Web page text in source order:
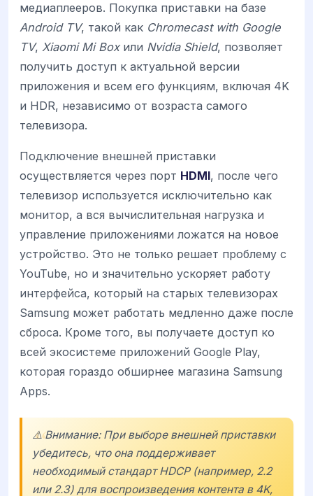
медиаплееров. Покупка приставки на базе
Android TV, такой как Chromecast with Google
TV, Xiaomi Mi Boxили Nvidia Shield, позволяет
получить доступ к актуальной версии
приложения и всем его функциям, включая 4K
и HDR, независимо от возраста самого
телевизора.
Подключение внешней приставки
осуществляется через порт HDMI, после чего
телевизор используется исключительно как
монитор, а вся вычислительная нагрузка и
управление приложениями ложатся на новое
устройство. Это не только решает проблему с
YouTube, но и значительно ускоряет работу
интерфейса, который на старых телевизорах
Samsung может работать медленно даже после
сброса. Кроме того, вы получаете доступ ко
всей экосистеме приложений Google Play,
которая гораздо обширнее магазина Samsung
Apps.
⚠️ Внимание: При выборе внешней приставки
убедитесь, что она поддерживает
необходимый стандарт HDCP (например, 2.2
или 2.3) для воспроизведения контента в 4K,